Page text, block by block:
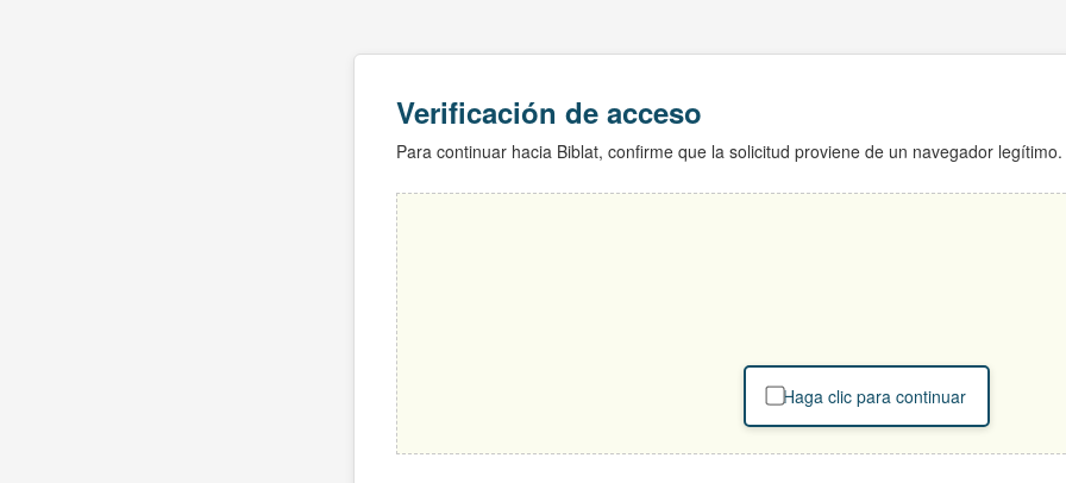
Verificación de acceso
Para continuar hacia Biblat, confirme que la solicitud proviene de un navegador legítimo.
Haga clic para continuar